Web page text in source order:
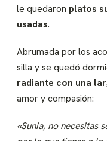
le quedaron platos
usadas.
Abrumada por los
silla y se quedó
radiante con una
amor y compasión:
«Sunia, no necesitas